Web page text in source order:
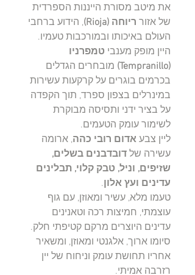
את מיטב מסורת הייננות הספרדית
של אזור ריוחה (Rioja)
, הידוע ברחבי
העולם באיכותו ובמורכבות טעמיו.
היין מופק מענבי טמפרניו
(Tempranillo)
מובחרים הגדלים
בכרמים בוגרים על קרקעות עשירות
במינרלים בצפון ספרד, תוך הקפדה
על בציר ידני ותסיסה מבוקרת
לשימור עומק הטעמים.
ליין צבע אדום רובי כהה, ארומה
עשירה של דובדבנים בשלים,
שזיפים, וניל, טבק קלוי, תבלינים
עדינים ועץ אלון.
טעמו מלא, עשיר ומאוזן, עם גוף
עוצמתי, חמיצות רכה וטאנינים
עדינים היוצרים מרקם קטיפתי חלק.
סיומו ארוך, אלגנטי ומאוזן, ומשאיר
אחריו תחושת עומק וניחוח של יין
רזרבה אמיתי.